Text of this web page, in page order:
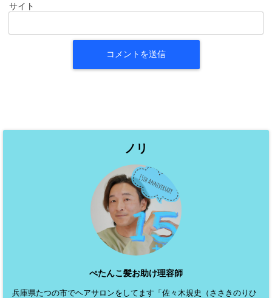
サイト
ノリ
ぺたんこ髪お助け理容師
兵庫県たつの市でヘアサロンをしてます「佐々木規史（ささきのりひ